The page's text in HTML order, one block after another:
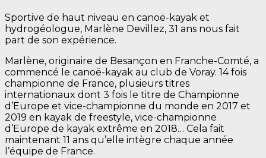
Sportive de haut niveau en canoë-kayak et
hydrogéologue, Marlène Devillez, 31 ans nous fait
part de son expérience.
Marlène, originaire de Besançon en Franche-Comté, a
commencé le canoë-kayak au club de Voray. 14 fois
championne de France, plusieurs titres
internationaux dont 3 fois le titre de Championne
d’Europe et vice-championne du monde en 2017 et
2019 en kayak de freestyle, vice-championne
d’Europe de kayak extrême en 2018… Cela fait
maintenant 11 ans qu’elle intègre chaque année
l’équipe de France.